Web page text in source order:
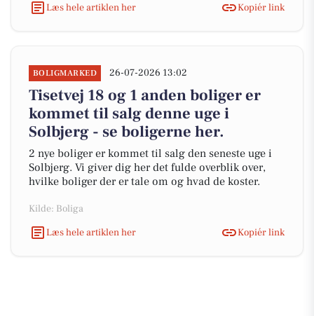
Læs hele artiklen her Kopiér link
BOLIGMARKED 26-07-2026 13:02
Tisetvej 18 og 1 anden boliger er
kommet til salg denne uge i
Solbjerg - se boligerne her.
2 nye boliger er kommet til salg den seneste uge i
Solbjerg. Vi giver dig her det fulde overblik over,
hvilke boliger der er tale om og hvad de koster.
Kilde: Boliga
Læs hele artiklen her
Kopiér link